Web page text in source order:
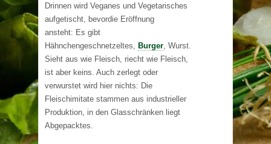
Drinnen wird Veganes und Vegetarisches
aufgetischt, bevordie Eröffnung
ansteht: Es gibt
Hähnchengeschnetzeltes, Burger , Wurst.
Sieht aus wie Fleisch, riecht wie Fleisch,
ist aber keins. Auch zerlegt oder
verwurstet wird hier nichts: Die
Fleischimitate stammen aus industrieller
Produktion, in den Glasschränken liegt
Abgepacktes.